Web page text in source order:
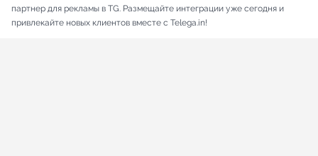
партнер для рекламы в TG. Размещайте интеграции уже сегодня и
привлекайте новых клиентов вместе с Telega.in!